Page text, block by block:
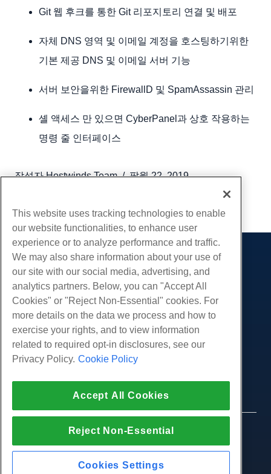
Git 웹 후크를 통한 Git 리포지토리 연결 및 배포
자체 DNS 영역 및 이메일 계정을 호스팅하기위한
기본 제공 DNS 및 이메일 서버 기능
서버 보안을위한 FirewallD 및 SpamAssassin 관리
셸 액세스 만 있으면 CyberPanel과 상호 작용하는
명령 줄 인터페이스
작성자 Hostwinds Team/팔월 22, 2019
제품
웹 호스팅
비즈니스 호스팅
리셀러 호스팅
화이트 라벨 리셀러
관리되는 리눅스 VPS
관리되지 않는 리눅스 VPS
관리 창 VPS
관리되지 않는 Windows VPS
클라우드 서버
블록 스토리지
서비스
웹 사이트 마이그레이션
커뮤니티
제품 문서
회사
회사 소개
프레스
우리와 함께 라이브 채팅
지원권을 엽니 다
우리에게 이메일 보내기
우리에게 전화하십시오 (888) 404-1279
© 2010-2026 Hostwinds, ㅏ HostPapa Inc. 회사.
This website uses tracking technologies to enable
our website functionalities, to enhance user
experience or to analyze performance and traffic.
We may also share information about your use of
our site with our social media, advertising, and
analytics partners. Below, you can "Accept All
Cookies" or "Reject Non-Essential" cookies. For
more details on the data we process and how to
exercise your rights, and to view information
related to required opt-in disclosures, see our
Privacy Policy. Cookie Policy
Accept All Cookies
Reject Non-Essential
Cookies Settings